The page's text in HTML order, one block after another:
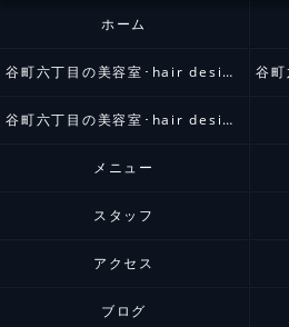
ホーム
谷町六丁目の美容室･hair design and.bの口コミ情報
谷町六丁目の美容室･hair design and.bのお客様の声
メニュー
スタッフ
アクセス
ブログ